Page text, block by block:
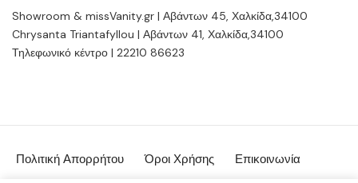
Showroom & missVanity.gr | Αβάντων 45, Χαλκίδα,34100
Chrysanta Triantafyllou | Αβάντων 41, Χαλκίδα,34100
Τηλεφωνικό κέντρο | 22210 86623
Πολιτική Απορρήτου Όροι Χρήσης Επικοινωνία